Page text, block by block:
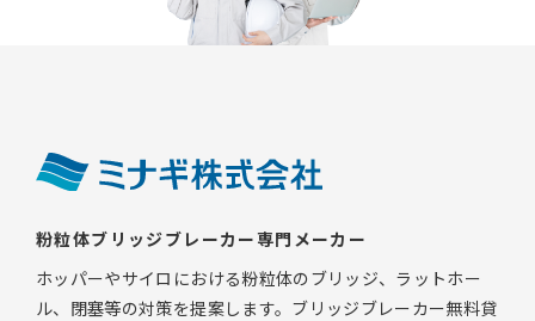
粉粒体ブリッジブレーカー専門メーカー
ホッパーやサイロにおける粉粒体のブリッジ、ラットホー
ル、閉塞等の対策を提案します。ブリッジブレーカー無料貸